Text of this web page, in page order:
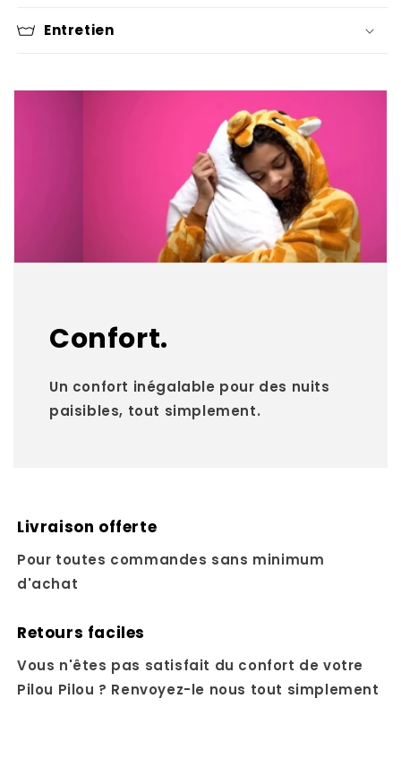
Entretien
Confort.
Un confort inégalable pour des nuits
paisibles, tout simplement.
Livraison offerte
Pour toutes commandes sans minimum
d'achat
Retours faciles
Vous n'êtes pas satisfait du confort de votre
Pilou Pilou ? Renvoyez-le nous tout simplement